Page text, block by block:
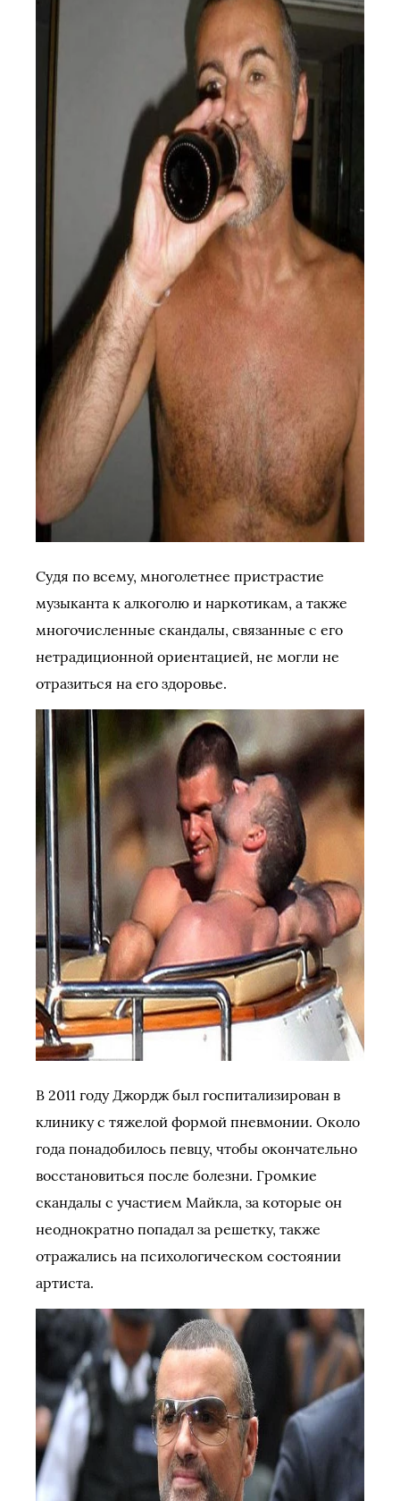
Судя по всему, многолетнее пристрастие
музыканта к алкоголю и наркотикам, а также
многочисленные скандалы, связанные с его
нетрадиционной ориентацией, не могли не
отразиться на его здоровье.
В 2011 году Джордж был госпитализирован в
клинику с тяжелой формой пневмонии. Около
года понадобилось певцу, чтобы окончательно
восстановиться после болезни. Громкие
скандалы с участием Майкла, за которые он
неоднократно попадал за решетку, также
отражались на психологическом состоянии
артиста.